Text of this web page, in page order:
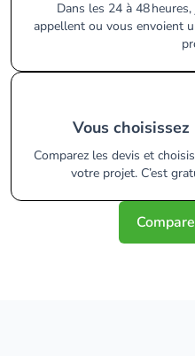
Dans les 24 à 48
appellent ou vous envoient
Vous
Comparez les devis et
votre projet. C’est